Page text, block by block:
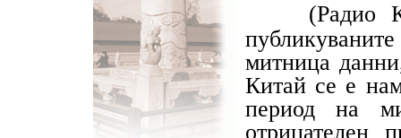
(Радио
митница
Китай се е
период на
отрицателен